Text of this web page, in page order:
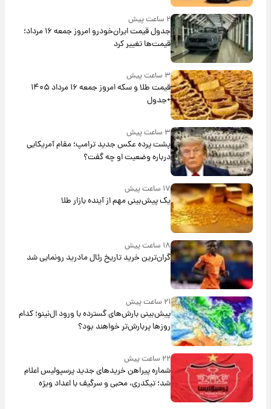
۲ ساعت پیش
جدول قیمت ایران‌خودرو امروز جمعه ۱۶ مرداد؛
قیمت‌ها تغییر کرد
۳ ساعت پیش
قیمت طلا و سکه امروز جمعه ۱۶ مرداد ۱۴۰۵
+جدول
۳ ساعت پیش
پشت پرده عکس جدید ترامپ؛ مقام آمریکایی
درباره وضعیت او چه گفت؟
۱۷ ساعت پیش
یک پیش‌بینی مهم از آینده بازار طلا
۱۸ ساعت پیش
گران‌ترین خرید تاریخ رئال مادرید رونمایی شد
۲۱ ساعت پیش
پیش‌بینی بارش‌های گسترده با ورود ال‌نینو؛ کدام
روزها پربارش‌تر خواهند بود؟
۲۲ ساعت پیش
شماره پیراهن خریدهای جدید پرسپولیس اعلام
شد؛ تیکدری، محبی و سرگیف با اعداد ویژه